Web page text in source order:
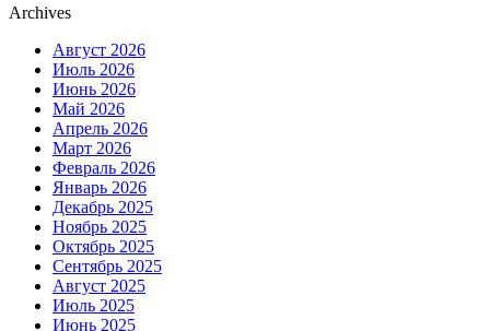
Archives
Август 2026
Июль 2026
Июнь 2026
Май 2026
Апрель 2026
Март 2026
Февраль 2026
Январь 2026
Декабрь 2025
Ноябрь 2025
Октябрь 2025
Сентябрь 2025
Август 2025
Июль 2025
Июнь 2025